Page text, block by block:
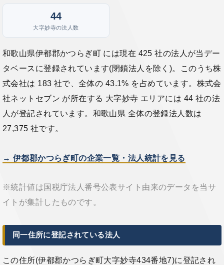
44
大字妙寺の法人数
和歌山県伊都郡かつらぎ町 には現在 425 社の法人が当デー
タベースに登録されています(閉鎖法人を除く)。このうち株
式会社は 183 社で、全体の 43.1% を占めています。株式会
社ネットセブン が所在する 大字妙寺 エリアには 44 社の法
人が登記されています。和歌山県 全体の登録法人数は
27,375 社です。
→ 伊都郡かつらぎ町の企業一覧・法人統計を見る
※統計値は国税庁法人番号公表サイト由来のデータを当サ
イトが集計したものです。
同一住所に登記されている法人
この住所(伊都郡かつらぎ町大字妙寺434番地7)に登記され